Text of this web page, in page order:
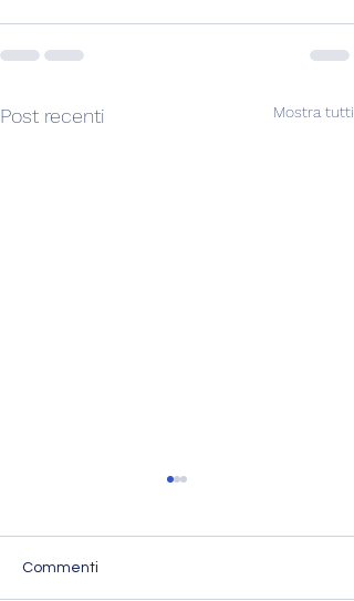
Post recenti Mostra tutti
Commenti